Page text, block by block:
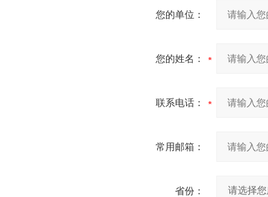
您的单位：
您的姓名：
联系电话：
常用邮箱：
省份：